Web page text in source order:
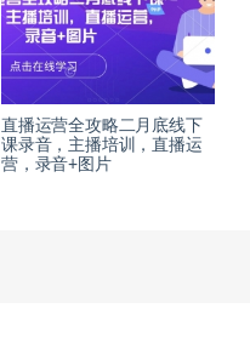
直播运营全攻略二月底线下
课录音，主播培训，直播运
营，录音+图片